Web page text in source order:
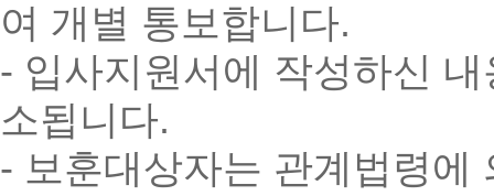
여 개별 통보합니다.
- 입사지원서에 작성하신
소됩니다.
- 보훈대상자는 관계법령에